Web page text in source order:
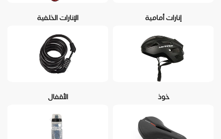
إنارات أمامية الإنارات الخلفية
خوذ الأقفال